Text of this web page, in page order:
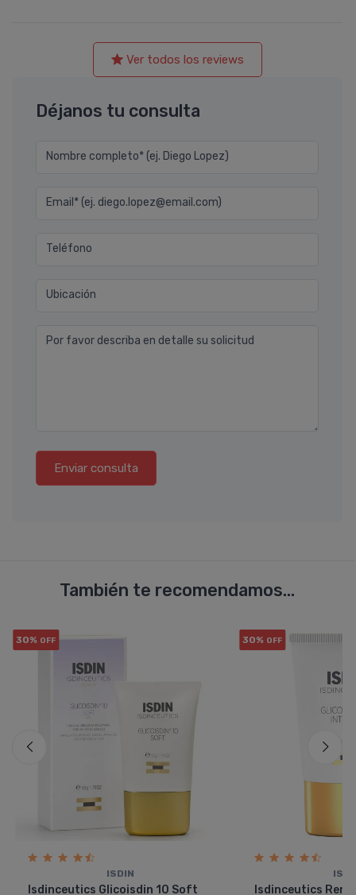
Ver todos los reviews
Déjanos tu consulta
Nombre completo* (ej. Diego Lopez)
Email* (ej. diego.lopez@email.com)
Teléfono
Ubicación
Por favor describa en detalle su solicitud
Enviar consulta
También te recomendamos...
30% OFF
ISDIN
Isdinceutics Glicoisdin 10 Soft
30% OFF
Isdinceutics